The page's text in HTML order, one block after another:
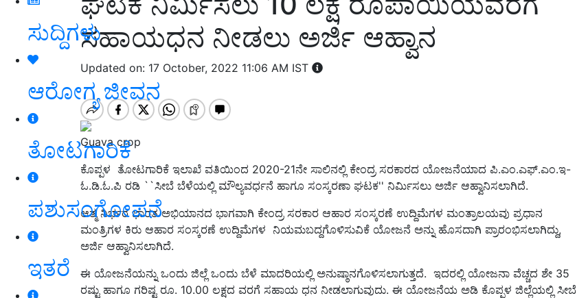
ಸುದ್ದಿಗಳು
ಆರೋಗ್ಯ ಜೀವನ
ತೋಟಗಾರಿಕೆ
ಪಶುಸಂಗೋಪನೆ
ಇತರೆ
ಸಹಾಯಧನ ನೀಡಲು ಅರ್ಜಿ ಆಹ್ವಾನ
Updated on: 17 October, 2022 11:06 AM IST
Guava crop
ಕೊಪ್ಪಳ ತೋಟಗಾರಿಕೆ ಇಲಾಖೆ ವತಿಯಿಂದ 2020-21ನೇ ಸಾಲಿನಲ್ಲಿ ಕೇಂದ್ರ ಸರಕಾರದ ಯೋಜನೆಯಾದ ಪಿ.ಎಂ.ಎಫ್.ಎಂ.ಇ-
ಓ.ಡಿ.ಓ.ಪಿ ರಡಿ ``ಸೀಬೆ ಬೆಳೆಯಲ್ಲಿ ಮೌಲ್ಯವರ್ಧನೆ ಹಾಗೂ ಸಂಸ್ಕರಣಾ ಘಟಕ'' ನಿರ್ಮಿಸಲು ಅರ್ಜಿ ಆಹ್ವಾನಿಸಲಾಗಿದೆ.
ಆತ್ಮ ನಿರ್ಭರ ಭಾರತ ಅಭಿಯಾನದ ಭಾಗವಾಗಿ ಕೇಂದ್ರ ಸರಕಾರ ಆಹಾರ ಸಂಸ್ಕರಣೆ ಉದ್ದಿಮೆಗಳ ಮಂತ್ರಾಲಯವು ಪ್ರಧಾನ
ಮಂತ್ರಿಗಳ ಕಿರು ಆಹಾರ ಸಂಸ್ಕರಣೆ ಉದ್ದಿಮೆಗಳ ನಿಯಮಬದ್ದಗೊಳಿಸುವಿಕೆ ಯೋಜನೆ ಅನ್ನು ಹೊಸದಾಗಿ ಪ್ರಾರಂಭಿಸಲಾಗಿದ್ದು,
ಅರ್ಜಿ ಆಹ್ವಾನಿಸಲಾಗಿದೆ.
ಈ ಯೋಜನೆಯನ್ನು ಒಂದು ಜಿಲ್ಲೆ ಒಂದು ಬೆಳೆ ಮಾದರಿಯಲ್ಲಿ ಅನುಷ್ಠಾನಗೊಳಿಸಲಾಗುತ್ತದೆ. ಇದರಲ್ಲಿ ಯೋಜನಾ ವೆಚ್ಚದ ಶೇ 35
ರಷ್ಟು ಹಾಗೂ ಗರಿಷ್ಟ ರೂ. 10.00 ಲಕ್ಷದ ವರಗೆ ಸಹಾಯ ಧನ ನೀಡಲಾಗುವುದು. ಈ ಯೋಜನೆಯ ಅಡಿ ಕೊಪ್ಪಳ ಜಿಲ್ಲೆಯಲ್ಲಿ ಸೀಬೆ